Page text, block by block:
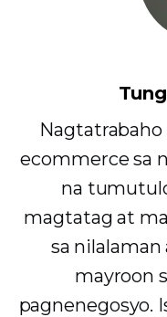
ecommerce sa
na
magtatag at
sa nilalaman
mayroon
pagnenegosyo.